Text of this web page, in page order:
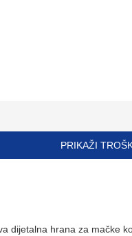
PRIKAŽI
dijetalna hrana za mačke